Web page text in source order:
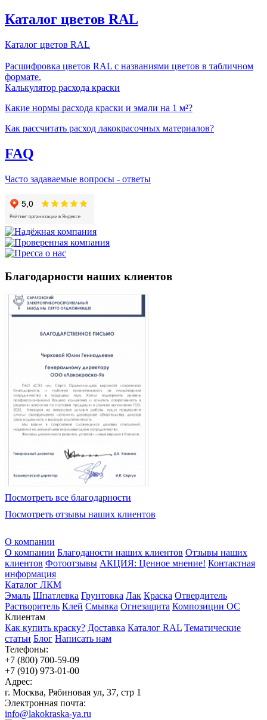
Каталог цветов RAL
Каталог цветов RAL
Расшифровка цветов RAL с названиями цветов в табличном
формате.
Калькулятор расхода краски
Какие нормы расхода краски и эмали на 1 м²?
Как рассчитать расход лакокрасочных материалов?
FAQ
Часто задаваемые вопросы - ответы
Благодарности наших клиентов
Посмотреть все благодарности
Посмотреть отзывы наших клиентов
О компании
О компании Благоданости наших клиентов Отзывы наших
клиентов Фотоотзывы АКЦИЯ: Ценное мнение! Контактная
информация
Каталог ЛКМ
Эмаль Шпатлевка Грунтовка Лак Краска Отвердитель
Растворитель Клей Смывка Огнезащита Композиции ОС
Клиентам
Как купить краску? Доставка Каталог RAL Тематические
статьи Блог Написать нам
Телефоны:
+7 (800) 700-59-09
+7 (910) 973-01-00
Адрес:
г. Москва, Рябиновая ул, 37, стр 1
Электронная почта:
info@lakokraska-ya.ru